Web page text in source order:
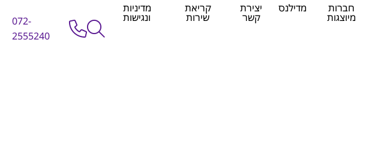
חברות
מיוצגות
מדילנס יצירת
קשר
קריאת
שירות
מדיניות
ונגישות
072-
2555240